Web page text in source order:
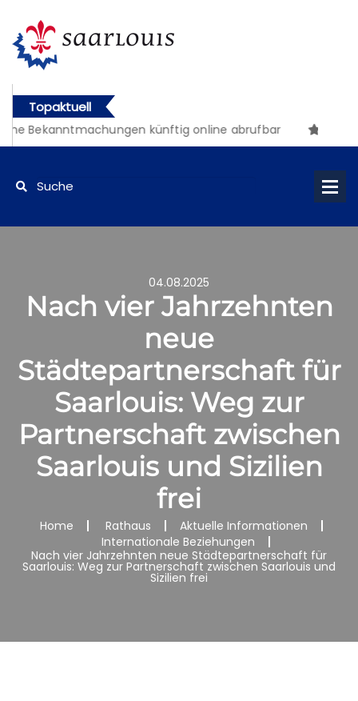
Topaktuell
Bekanntmachungen künftig online abrufbar
04.08.2025
Nach vier Jahrzehnten
neue
Städtepartnerschaft für
Saarlouis: Weg zur
Partnerschaft zwischen
Saarlouis und Sizilien
frei
Home Rathaus
Aktuelle Informationen
Internationale Beziehungen
Nach vier Jahrzehnten neue Städtepartnerschaft für
Saarlouis: Weg zur Partnerschaft zwischen Saarlouis und
Sizilien frei